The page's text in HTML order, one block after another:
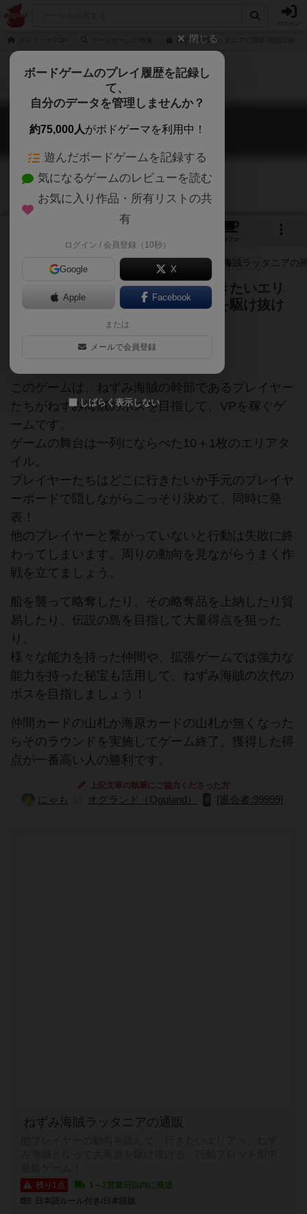
ねずみ海賊ラッタニアの通販/商品詳細
ねずみ海賊ラッタニア
Rattaneer
カフェ
他プレイヤーの動向を読んで、行きたいエリ
アへ。ねずみ海賊となって大海原を駆け抜け
る、行動プロット型中量級ゲーム！
ゲームマーケット2017秋（東京）
このゲームは、ねずみ海賊の幹部であるプレイヤー
たちがねずみ海賊のボスを目指して、VPを稼ぐゲ
ームです。
ゲームの舞台は一列にならべた10＋1枚のエリアタ
イル。
プレイヤーたちはどこに行きたいか手元のプレイヤ
ーボードで隠しながらこっそり決めて、同時に発
表！
他のプレイヤーと繋がっていないと行動は失敗に終
わってしまいます。周りの動向を見ながらうまく作
戦を立てましょう。
船を襲って略奪したり、その略奪品を上納したり貿
易したり、伝説の島を目指して大量得点を狙った
り。
様々な能力を持った仲間や、拡張ゲームでは強力な
能力を持った秘宝も活用して、ねずみ海賊の次代の
ボスを目指しましょう！
仲間カードの山札か海原カードの山札が無くなった
らそのラウンドを実施してゲーム終了。獲得した得
点が一番高い人の勝利です。
上記文章の執筆にご協力くださった方
にゃも オグランド（Oguland） [退会者:99999]
ねずみ海賊ラッタニアの通販
残り1点
1～2営業日以内に発送
閉じる
ボードゲームのプレイ履歴を記録し
て、
自分のデータを管理しませんか？
約75,000人がボドゲーマを利用中！
遊んだボードゲームを記録する
気になるゲームのレビューを読む
お気に入り作品・所有リストの共
有
ログイン / 会員登録（10秒）
Google X
Apple Facebook
または
メールで会員登録
しばらく表示しない